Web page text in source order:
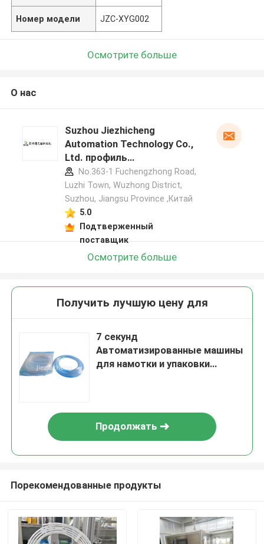
Номер модели JZC-XYG002
Осмотрите больше
О нас
Suzhou Jiezhicheng
Automation Technology Co.,
Ltd. профиль
производителя
No.363-1 Fuchengzhong Road,
Luzhi Town, Wuzhong District,
Suzhou, Jiangsu Province ,Китай
5.0
Подтверженный
поставщик
Осмотрите больше
Получить лучшую цену для
7 секунд
Автоматизированные машины
для намотки и упаковки
Продолжать
Порекомендованные продукты